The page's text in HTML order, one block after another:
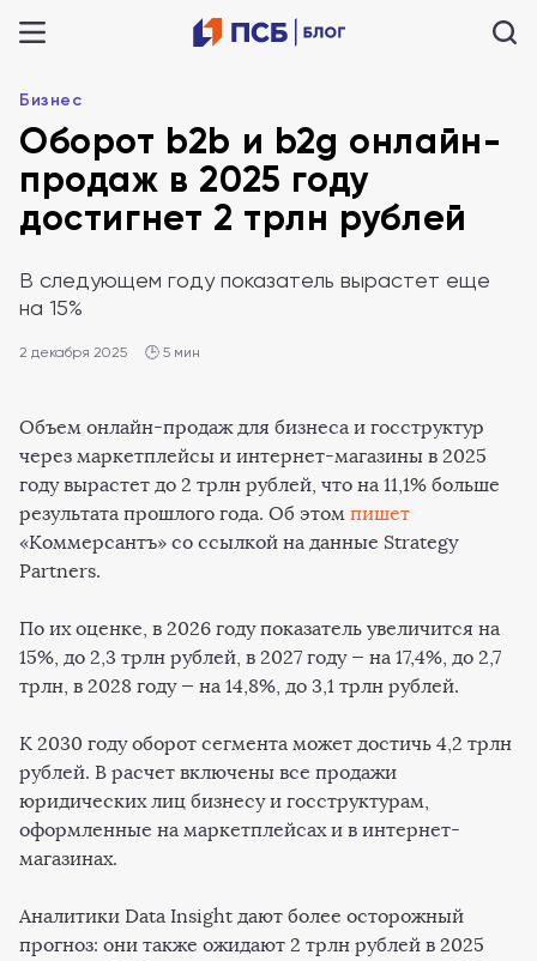
Бизнес
Оборот b2b и b2g онлайн-
продаж в 2025 году
достигнет 2 трлн рублей
В следующем году показатель вырастет еще
на 15%
2 декабря 2025 🕒 5 мин
Объем онлайн-продаж для бизнеса и госструктур
через маркетплейсы и интернет-магазины в 2025
году вырастет до 2 трлн рублей, что на 11,1% больше
результата прошлого года. Об этом пишет
«Коммерсантъ» со ссылкой на данные Strategy
Partners.
По их оценке, в 2026 году показатель увеличится на
15%, до 2,3 трлн рублей, в 2027 году — на 17,4%, до 2,7
трлн, в 2028 году — на 14,8%, до 3,1 трлн рублей.
К 2030 году оборот сегмента может достичь 4,2 трлн
рублей. В расчет включены все продажи
юридических лиц бизнесу и госструктурам,
оформленные на маркетплейсах и в интернет-
магазинах.
Аналитики Data Insight дают более осторожный
прогноз: они также ожидают 2 трлн рублей в 2025